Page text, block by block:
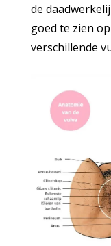
de
goed te zien
verschillende